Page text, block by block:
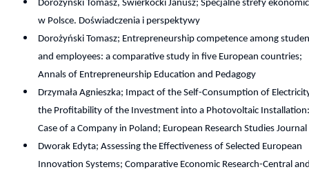
Dorożyński Tomasz, Świerkocki Janusz; Specjalne strefy
w Polsce. Doświadczenia i perspektywy
Dorożyński Tomasz; Entrepreneurship competence among
and employees: a comparative study in five European countries;
Annals of Entrepreneurship Education and Pedagogy
Drzymała Agnieszka; Impact of the Self-Consumption of
the Profitability of the Investment into a Photovoltaic
Case of a Company in Poland; European Research Studies Journal
Dworak Edyta; Assessing the Effectiveness of Selected European
Innovation Systems; Comparative Economic Research-Central